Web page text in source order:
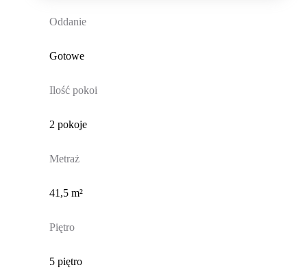
Oddanie
Gotowe
Ilość pokoi
2 pokoje
Metraż
41,5 m²
Piętro
5 piętro